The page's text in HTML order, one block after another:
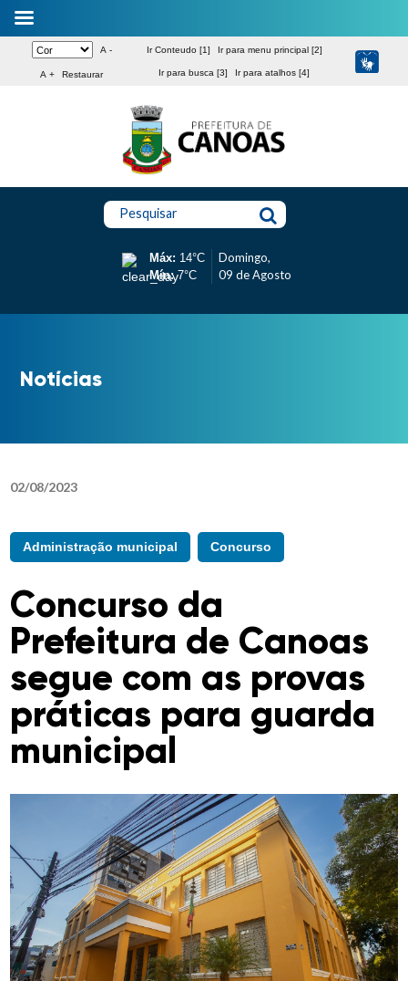
A -
A + Restaurar
Ir Conteudo [1] Ir para menu principal [2]
Ir para busca [3] Ir para atalhos [4]
Pesquisar
Máx: 14°C
Mín:7°C
Domingo,
09 de Agosto
Notícias
02/08/2023
Administração municipal Concurso
Concurso da
Prefeitura de Canoas
segue com as provas
práticas para guarda
municipal